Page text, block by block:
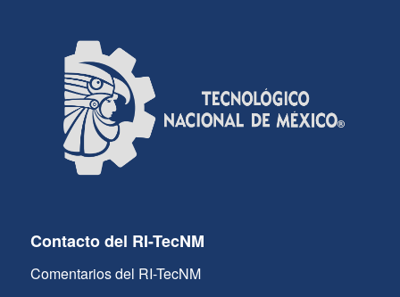
Contacto del RI-TecNM
Comentarios del RI-TecNM